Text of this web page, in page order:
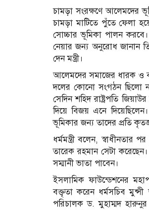
চামড়া সংরক্ষণে আলেমদের
চামড়া মাটিতে পুঁতে ফেলা
সোচ্চার ভূমিকা পালন
নেয়ার জন্য অনুরোধ জানান
দেন মন্ত্রী।
আলেমদের সমাজের ধারক ও
দলের কোনো সংগঠন ছিলো
সেদিন শহিদ রাষ্ট্রপতি
দিয়ে বিজয় এনে
ভূমিকার জন্য তাদের প্রতি
ধর্মমন্ত্রী বলেন, স্বাধীনতার
তারেক রহমান সেটা
সম্মানী ভাতা পাবেন।
ইসলামিক ফাউন্ডেশনের
বক্তৃতা করেন ধর্মসচিব
পরিচালক ড. মুহাম্মদ